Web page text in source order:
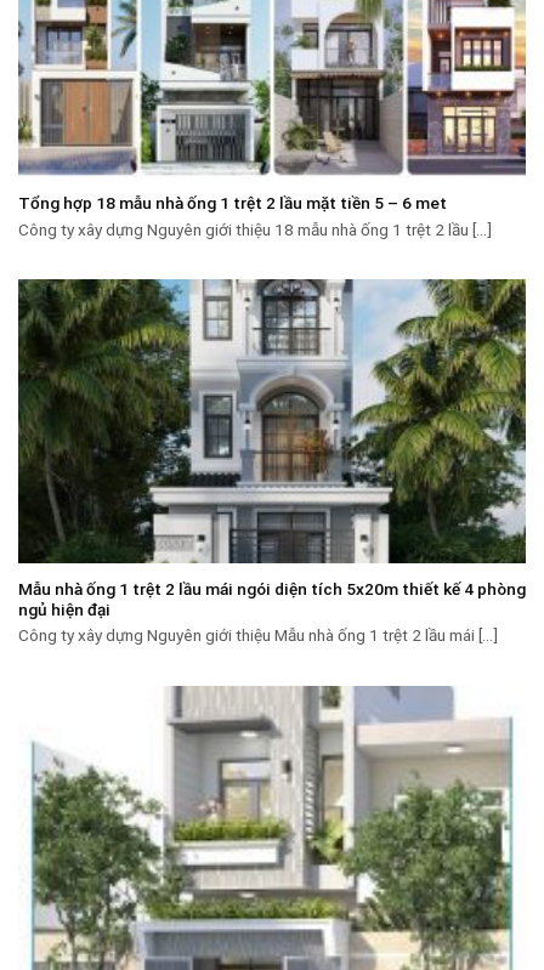
Tổng hợp 18 mẫu nhà ống 1 trệt 2 lầu mặt tiền 5 – 6 met
Công ty xây dựng Nguyên giới thiệu 18 mẫu nhà ống 1 trệt 2 lầu [...]
Mẫu nhà ống 1 trệt 2 lầu mái ngói diện tích 5x20m thiết kế 4 phòng
ngủ hiện đại
Công ty xây dựng Nguyên giới thiệu Mẫu nhà ống 1 trệt 2 lầu mái [...]